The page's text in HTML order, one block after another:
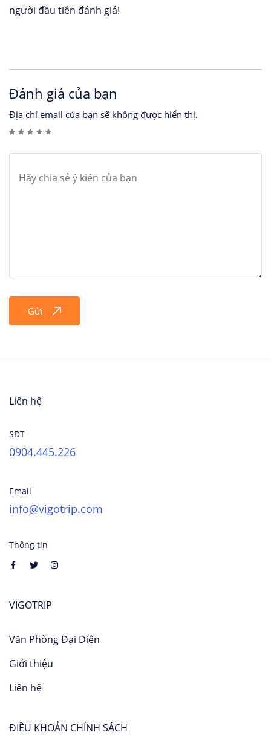
người đầu tiên đánh giá!
Đánh giá của bạn
Địa chỉ email của bạn sẽ không được hiển thị.
Gửi
Liên hệ
SĐT
0904.445.226
Email
info@vigotrip.com
Thông tin
VIGOTRIP
Văn Phòng Đại Diện
Giới thiệu
Liên hệ
ĐIỀU KHOẢN CHÍNH SÁCH